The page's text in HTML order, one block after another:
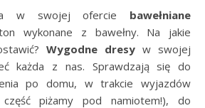
w swojej ofercie bawełniane
wykonane z bawełny. Na jakie
Wygodne dresy w swojej
każda z nas. Sprawdzają się do
po domu, w trakcie wyjazdów
piżamy pod namiotem!), do